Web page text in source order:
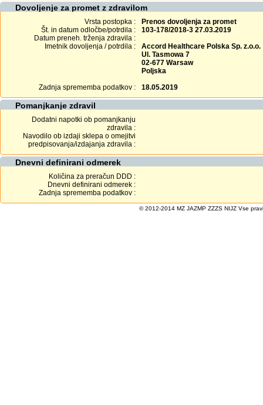
Dovoljenje za promet z zdravilom
Vrsta postopka :
Prenos dovoljenja za promet
Št. in datum odločbe/potrdila :
103-178/2018-3 27.03.2019
Datum preneh. trženja zdravila :
Imetnik dovoljenja / potrdila :
Accord Healthcare Polska Sp. z.o.o.
Ul. Tasmowa 7
02-677 Warsaw
Poljska
Zadnja sprememba podatkov :
18.05.2019
Pomanjkanje zdravil
Dodatni napotki ob pomanjkanju
zdravila :
Navodilo ob izdaji sklepa o omejitvi
predpisovanja/izdajanja zdravila :
Dnevni definirani odmerek
Količina za preračun DDD :
Dnevni definirani odmerek :
Zadnja sprememba podatkov :
© 2012-2014 MZ JAZMP ZZZS NIJZ Vse